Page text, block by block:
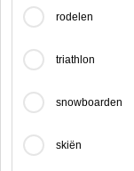
rodelen
triathlon
snowboarden
skiën